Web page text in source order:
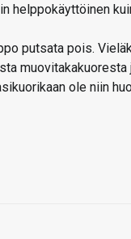
helppokäyttöinen
putsata pois.
ole niin